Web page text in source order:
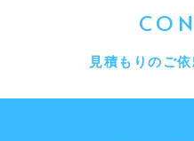
見積もりのご